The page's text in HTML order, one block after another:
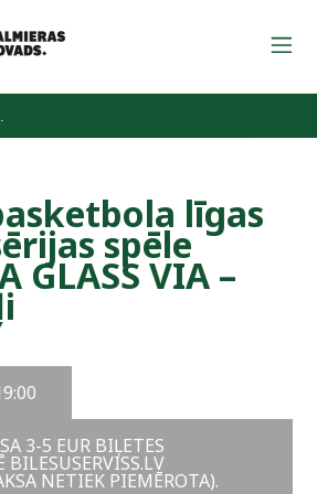
līgas
spēle
GLASS VIA –
3-5 EUR BIĻETES
NETIEK PIEMĒROTA).